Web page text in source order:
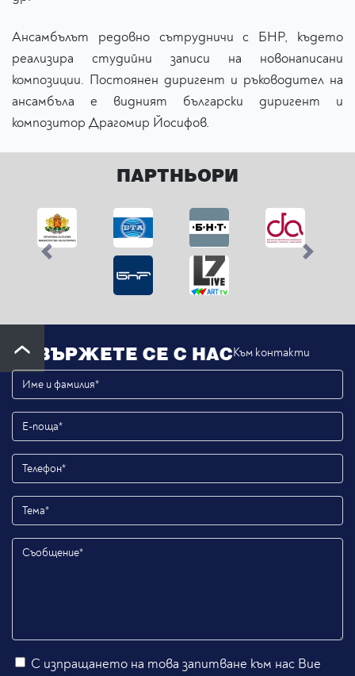
Ансамбълът редовно сътрудничи с БНР, където
реализира студийни записи на новонаписани
композиции. Постоянен диригент и ръководител на
ансамбъла е видният български диригент и
композитор Драгомир Йосифов.
ПАРТНЬОРИ
Previous Next
СВЪРЖЕТЕ СЕ С НАСКъм контакти
С изпращането на това запитване към нас Вие